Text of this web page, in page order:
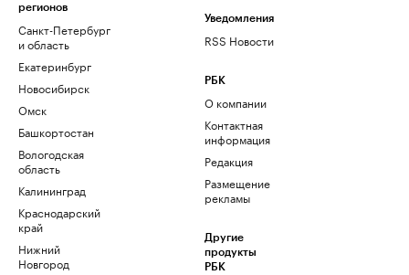
регионов
Санкт-Петербург
и область
Екатеринбург
Новосибирск
Омск
Башкортостан
Вологодская
область
Калининград
Краснодарский
край
Нижний
Новгород
Уведомления
RSS Новости
РБК
О компании
Контактная
информация
Редакция
Размещение
рекламы
Другие
продукты
РБК